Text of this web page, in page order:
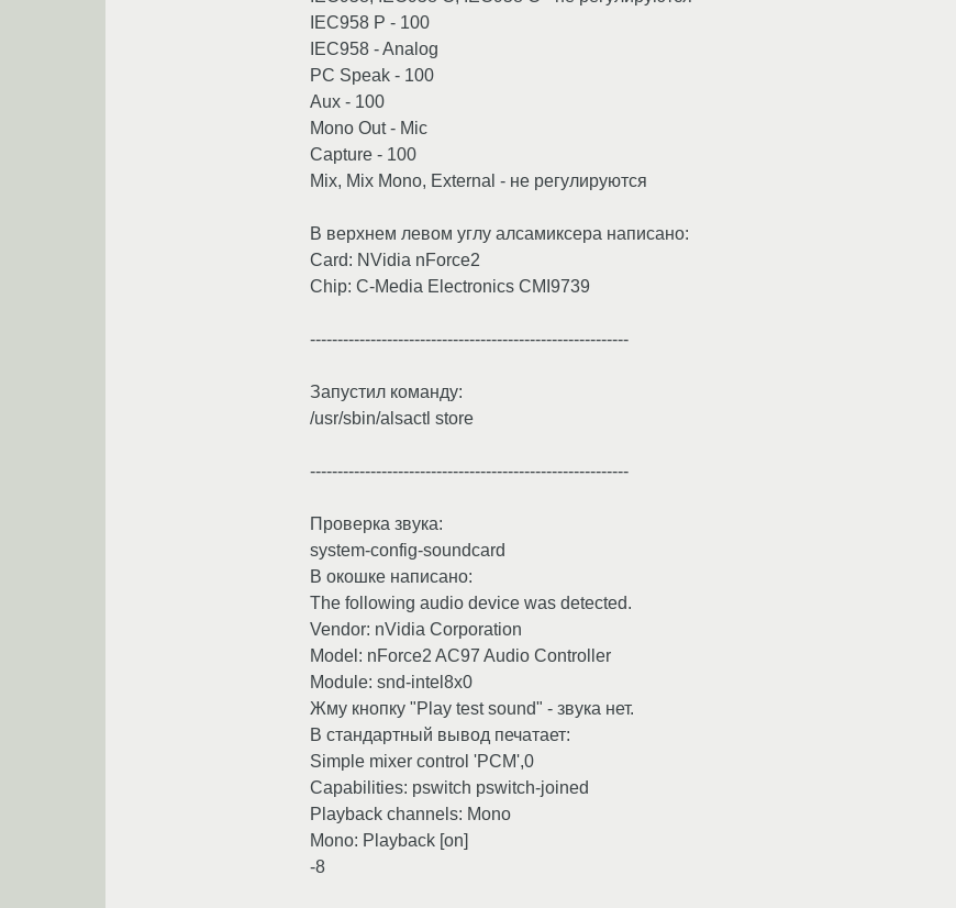
IEC958 P - 100
IEC958 - Analog
PC Speak - 100
Aux - 100
Mono Out - Mic
Capture - 100
Mix, Mix Mono, External - не регулируются
В верхнем левом углу алсамиксера написано:
Card: NVidia nForce2
Chip: C-Media Electronics CMI9739
----------------------------------------------------------
Запустил команду:
/usr/sbin/alsactl store
----------------------------------------------------------
Проверка звука:
system-config-soundcard
В окошке написано:
The following audio device was detected.
Vendor: nVidia Corporation
Model: nForce2 AC97 Audio Controller
Module: snd-intel8x0
Жму кнопку "Play test sound" - звука нет.
В стандартный вывод печатает:
Simple mixer control 'PCM',0
Capabilities: pswitch pswitch-joined
Playback channels: Mono
Mono: Playback [on]
-8